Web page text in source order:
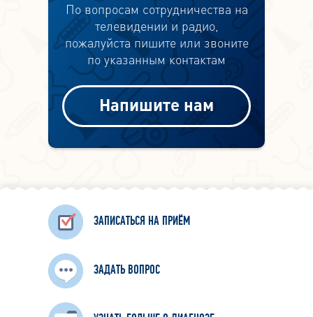
По вопросам сотрудничества на
телевидении и радио,
пожалуйста пишите или звоните
по указанным контактам
Напишите нам
ЗАПИСАТЬСЯ НА ПРИЁМ
ЗАДАТЬ ВОПРОС